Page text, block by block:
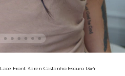
Lace Front Karen Castanho Escuro 13x4